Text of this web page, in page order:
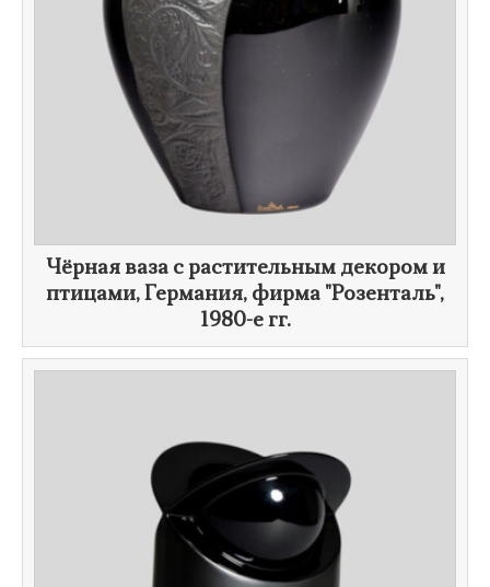
​Чёрная ваза с растительным декором и
птицами, Германия, фирма "Розенталь",
1980-е гг.